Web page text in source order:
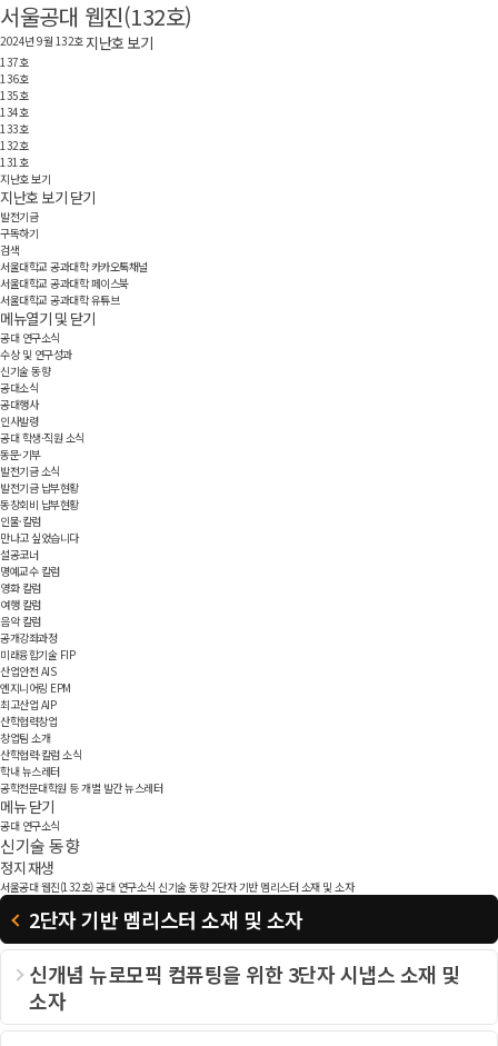
서울공대 웹진(132호)
2024년 9월 132호 지난호 보기
137호
136호
135호
134호
133호
132호
131호
지난호 보기
지난호 보기 닫기
발전기금
구독하기
검색
서울대학교 공과대학 카카오톡채널
서울대학교 공과대학 페이스북
서울대학교 공과대학 유튜브
메뉴열기 및 닫기
공대 연구소식
수상 및 연구성과
신기술 동향
공대소식
공대행사
인사발령
공대 학생·직원 소식
동문·기부
발전기금 소식
발전기금 납부현황
동창회비 납부현황
인물·칼럼
만나고 싶었습니다
설공코너
명예교수 칼럼
영화 칼럼
여행 칼럼
음악 칼럼
공개강좌과정
미래융합기술 FIP
산업안전 AIS
엔지니어링 EPM
최고산업 AIP
산학협력창업
창업팀 소개
산학협력·칼럼 소식
학내 뉴스레터
공학전문대학원 등 개별 발간 뉴스레터
메뉴 닫기
공대 연구소식
신기술 동향
정지재생
서울공대 웹진(132호)공대 연구소식 신기술 동향 2단자 기반 멤리스터 소재 및 소자
2단자 기반 멤리스터 소재 및 소자
신개념 뉴로모픽 컴퓨팅을 위한 3단자 시냅스 소재 및
소자